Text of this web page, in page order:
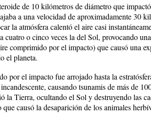
de 10 kilómetros de diámetro que
a una velocidad de aproximadamente 30
la atmósfera calentó el aire casi
cuatro o cinco veces la del Sol, provocando
comprimido por el impacto) que causó una
el planeta.
por el impacto fue arrojado hasta la
causando tsunamis de más de
la Tierra, ocultando el Sol y destruyendo las
que causó la desaparición de los animales